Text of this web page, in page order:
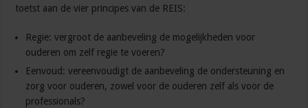
toetst aan de vier principes van de REIS:
Regie: vergroot de aanbeveling de mogelijkheden voor
ouderen om zelf regie te voeren?
Eenvoud: vereenvoudigt de aanbeveling de ondersteuning en
zorg voor ouderen, zowel voor de ouderen zelf als voor de
professionals?